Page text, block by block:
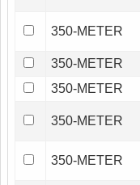
350-METER
350-METER
350-METER
350-METER
350-METER